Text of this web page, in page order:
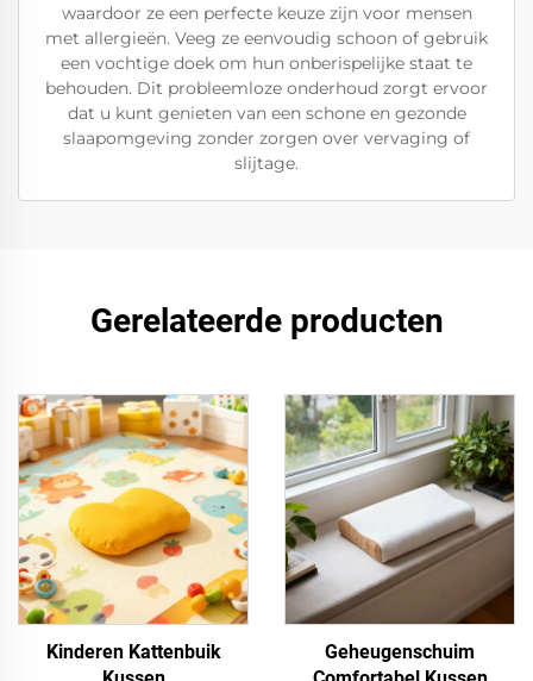
waardoor ze een perfecte keuze zijn voor mensen
met allergieën. Veeg ze eenvoudig schoon of gebruik
een vochtige doek om hun onberispelijke staat te
behouden. Dit probleemloze onderhoud zorgt ervoor
dat u kunt genieten van een schone en gezonde
slaapomgeving zonder zorgen over vervaging of
slijtage.
Gerelateerde producten
Kinderen Kattenbuik
Geheugenschuim